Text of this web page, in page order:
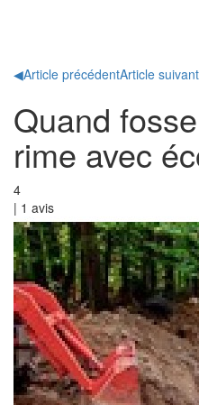
◀Article précédentArticle suivant
Quand
rime avec
4
| 1 avis